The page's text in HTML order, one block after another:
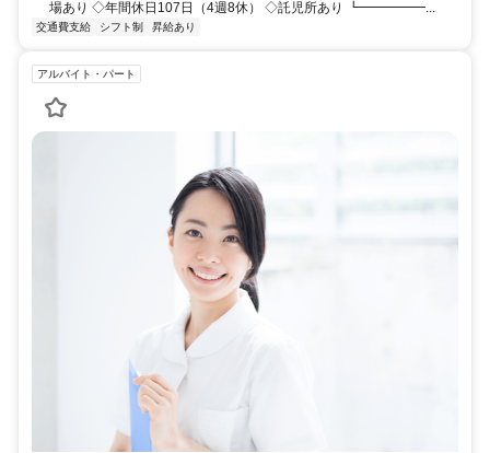
場あり ◇年間休日107日（4週8休） ◇託児所あり ┗━━━━━...
交通費支給 シフト制 昇給あり
アルバイト・パート